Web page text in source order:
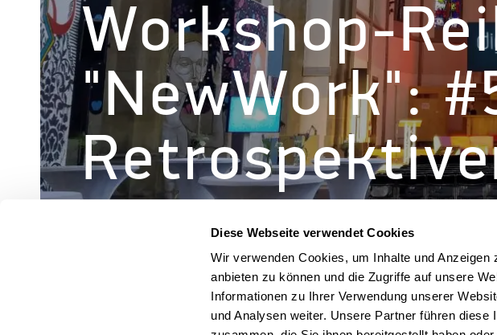
Diese Webseite verwendet Cookies
Wir verwenden Cookies, um Inhalte und
anbieten zu können und die Zugriffe auf unsere
Informationen zu Ihrer Verwendung unserer
und Analysen weiter. Unsere Partner führen
Workshop-
"NewWork":
« Alle Veranstaltungen